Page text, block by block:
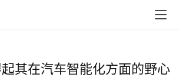
其在汽车智能化方面的野心